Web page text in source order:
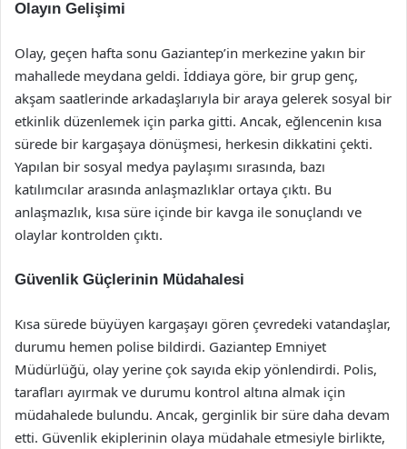
Olayın Gelişimi
Olay, geçen hafta sonu Gaziantep’in merkezine yakın bir
mahallede meydana geldi. İddiaya göre, bir grup genç,
akşam saatlerinde arkadaşlarıyla bir araya gelerek sosyal bir
etkinlik düzenlemek için parka gitti. Ancak, eğlencenin kısa
sürede bir kargaşaya dönüşmesi, herkesin dikkatini çekti.
Yapılan bir sosyal medya paylaşımı sırasında, bazı
katılımcılar arasında anlaşmazlıklar ortaya çıktı. Bu
anlaşmazlık, kısa süre içinde bir kavga ile sonuçlandı ve
olaylar kontrolden çıktı.
Güvenlik Güçlerinin Müdahalesi
Kısa sürede büyüyen kargaşayı gören çevredeki vatandaşlar,
durumu hemen polise bildirdi. Gaziantep Emniyet
Müdürlüğü, olay yerine çok sayıda ekip yönlendirdi. Polis,
tarafları ayırmak ve durumu kontrol altına almak için
müdahalede bulundu. Ancak, gerginlik bir süre daha devam
etti. Güvenlik ekiplerinin olaya müdahale etmesiyle birlikte,